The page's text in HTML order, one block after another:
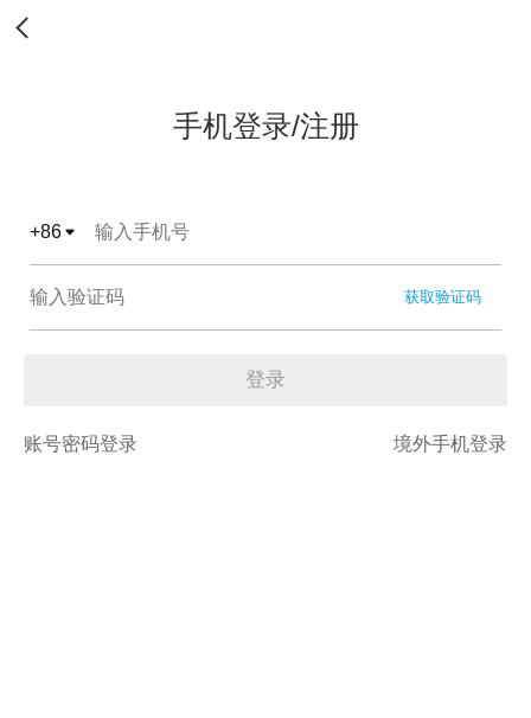
手机登录/注册
+86
获取验证码
登录
账号密码登录 境外手机登录